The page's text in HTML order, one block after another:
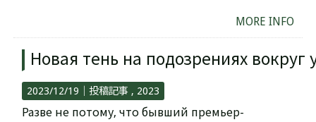
MORE INFO
Новая тень на подозрениях
2023/12/19｜投稿記事 2023
Разве не потому, что бывший премьер-